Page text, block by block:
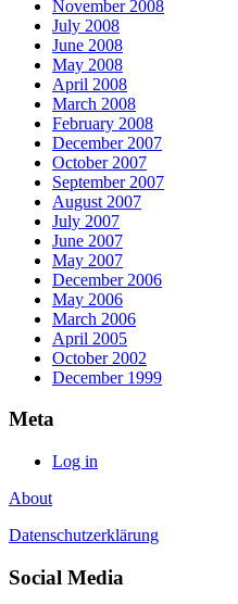
November 2008
July 2008
June 2008
May 2008
April 2008
March 2008
February 2008
December 2007
October 2007
September 2007
August 2007
July 2007
June 2007
May 2007
December 2006
May 2006
March 2006
April 2005
October 2002
December 1999
Meta
Log in
About
Datenschutzerklärung
Social Media